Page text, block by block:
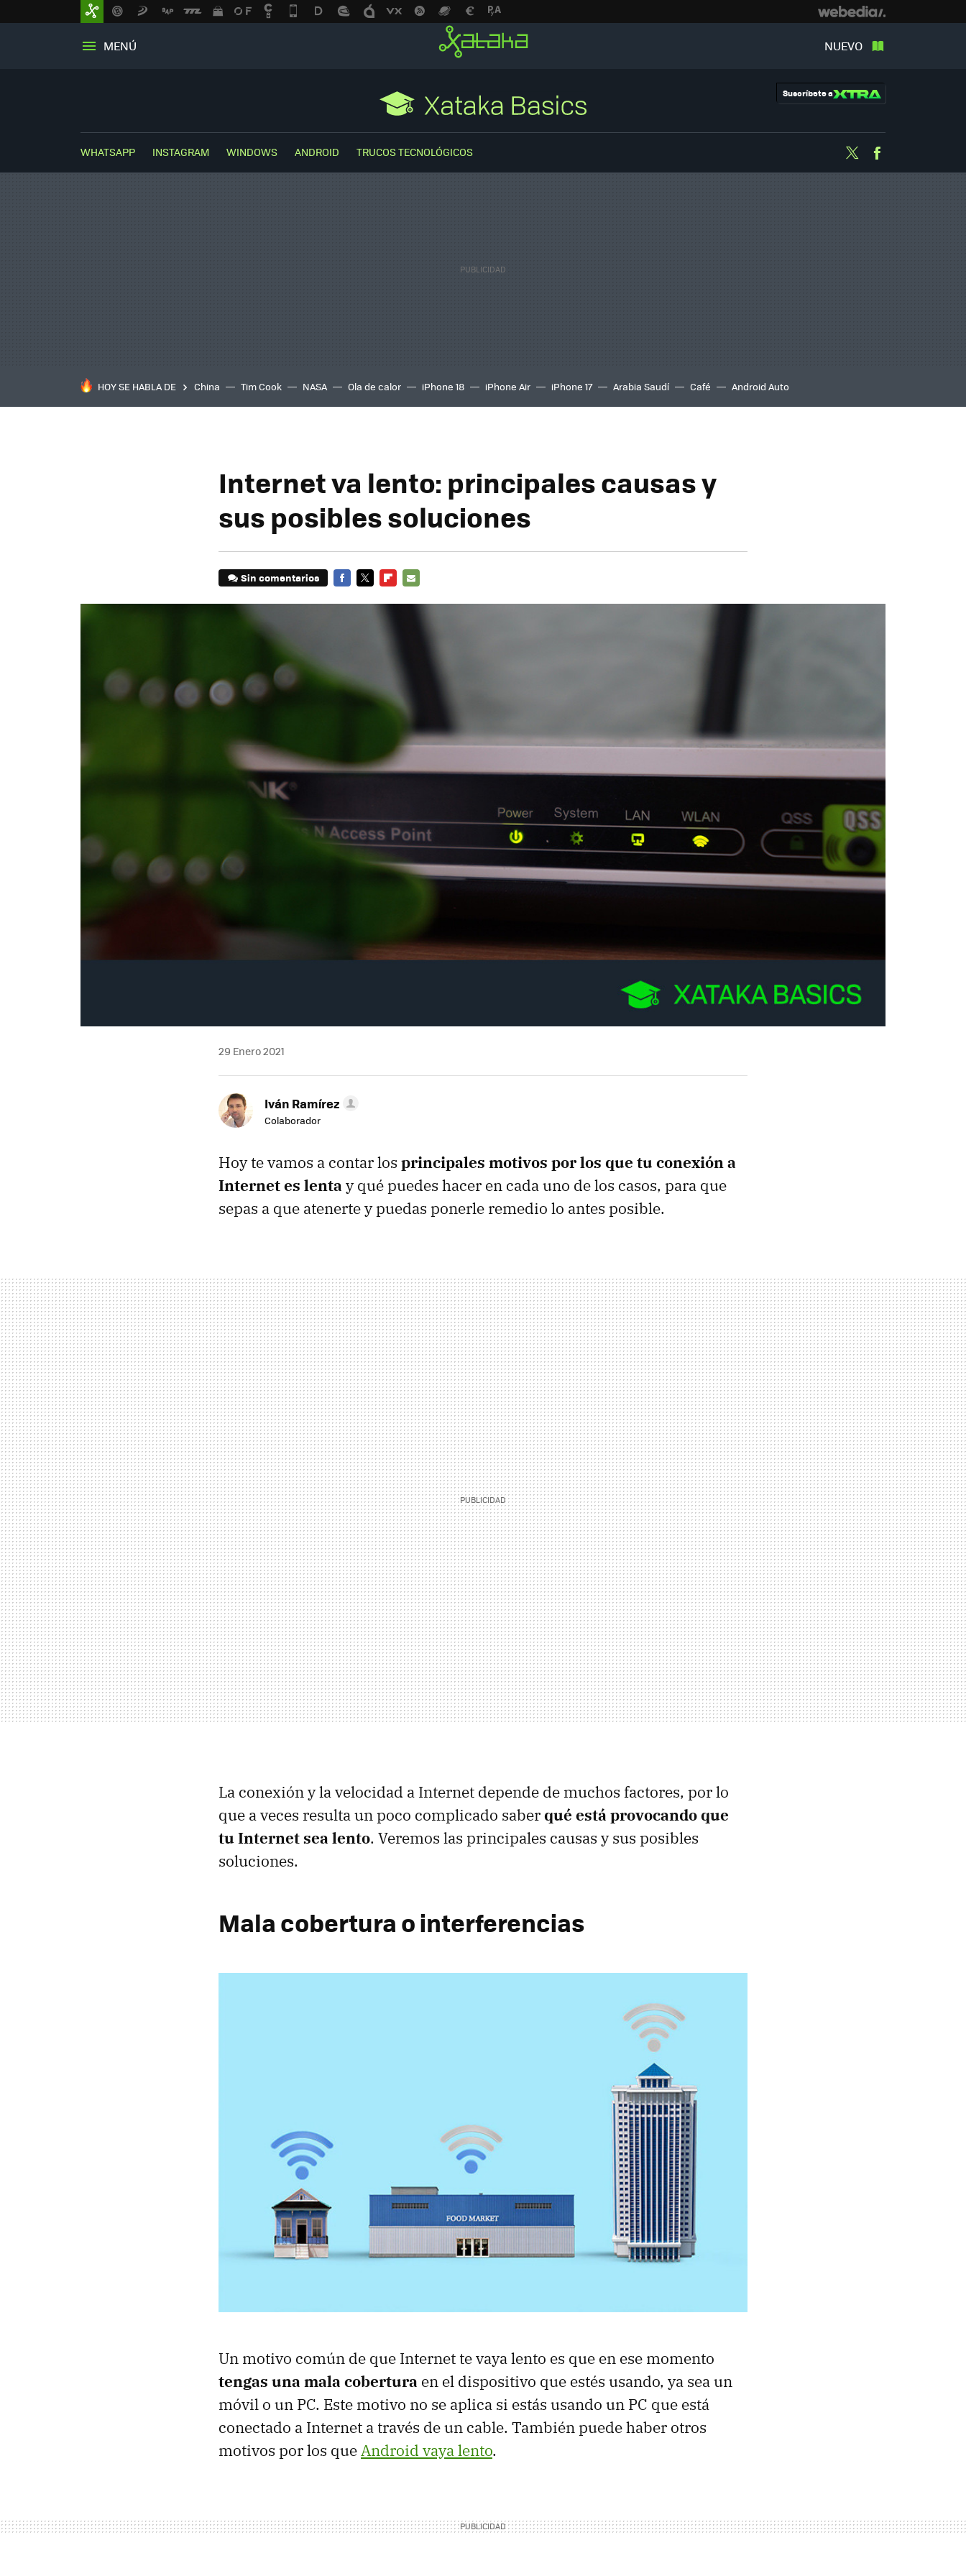
MENÚ NUEVO
Suscríbete a
WHATSAPP INSTAGRAM WINDOWS ANDROID TRUCOS TECNOLÓGICOS Twitter
HOY SE HABLA DE China Tim Cook NASA Ola de calor iPhone 18 iPhone Air iPhone 17 Arabia Saudí Café Android Auto
Internet va lento: principales causas y
sus posibles soluciones
Sin comentarios
29 Enero 2021
Iván Ramírez
Colaborador
Hoy te vamos a contar los principales motivos por los que tu conexión a
Internet es lenta y qué puedes hacer en cada uno de los casos, para que
sepas a que atenerte y puedas ponerle remedio lo antes posible.
La conexión y la velocidad a Internet depende de muchos factores, por lo
que a veces resulta un poco complicado saberqué está provocando que
tu Internet sea lento. Veremos las principales causas y sus posibles
soluciones.
Mala cobertura o interferencias
Un motivo común de que Internet te vaya lento es que en ese momento
tengas una mala cobertura en el dispositivo que estés usando, ya sea un
móvil o un PC. Este motivo no se aplica si estás usando un PC que está
conectado a Internet a través de un cable. También puede haber otros
motivos por los queAndroid vaya lento.